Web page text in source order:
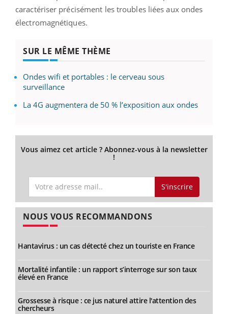
caractériser précisément les troubles liées aux ondes
électromagnétiques.
SUR LE MÊME THÈME
Ondes wifi et portables : le cerveau sous
surveillance
La 4G augmentera de 50 % l’exposition aux ondes
Vous aimez cet article ? Abonnez-vous à la newsletter
!
S'inscrire
NOUS VOUS RECOMMANDONS
Hantavirus : un cas détecté chez un touriste en France
Mortalité infantile : un rapport s’interroge sur son taux
élevé en France
Grossesse à risque : ce jus naturel attire l'attention des
chercheurs